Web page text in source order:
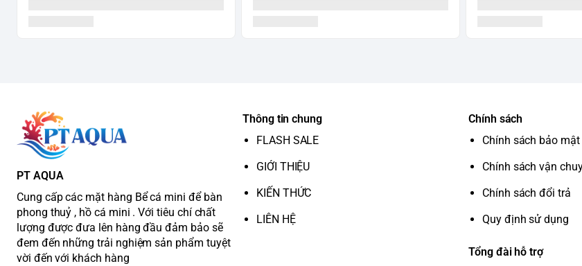
PT AQUA
Cung cấp các mặt hàng Bể cá mini để bàn
phong thuỷ , hồ cá mini . Với tiêu chí chất
lượng được đưa lên hàng đầu đảm bảo sẽ
đem đến những trải nghiệm sản phẩm tuyệt
vời đến với khách hàng
Thông tin chung
FLASH SALE
GIỚI THIỆU
KIẾN THỨC
LIÊN HỆ
Chính sách
Chính sách bảo mật
Chính sách vận
Chính sách đổi trả
Quy định sử dụng
Tổng đài hỗ trợ